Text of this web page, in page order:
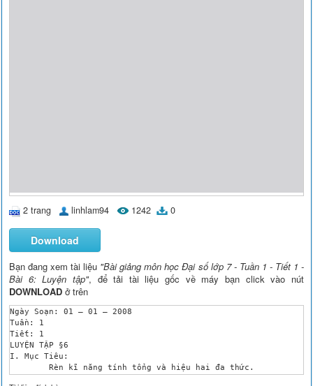
2 trang linhlam94 1242 0
Download
Bạn đang xem tài liệu "Bài giảng môn học Đại số lớp 7 - Tuần 1 - Tiết 1 -
Bài 6: Luyện tập", để tải tài liệu gốc về máy bạn click vào nút
DOWNLOAD ở trên
Ngày Soạn: 01 – 01 – 2008
Tuần: 1
Tiết: 1
LUYỆN TẬP §6
I. Mục Tiêu:
	Rèn kĩ năng tính tổng và hiệu hai đa thức.
II. Chuẩn Bị: